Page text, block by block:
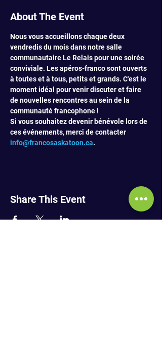
About The Event
Nous vous accueillons chaque deux
vendredis du mois dans notre salle
communautaire Le Relais pour une soirée
conviviale. Les apéros-franco sont ouverts
à toutes et à tous, petits et grands. C'est le
moment idéal pour venir discuter et faire
de nouvelles rencontres au sein de la
communauté francophone !
Si vous souhaitez devenir bénévole lors de
ces événements, merci de contacter
info@francosaskatoon.ca.
Share This Event